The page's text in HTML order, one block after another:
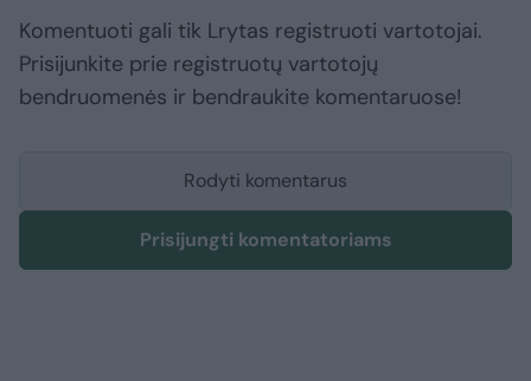
Komentuoti gali tik Lrytas registruoti vartotojai.
Prisijunkite prie registruotų vartotojų
bendruomenės ir bendraukite komentaruose!
Rodyti komentarus
Prisijungti komentatoriams